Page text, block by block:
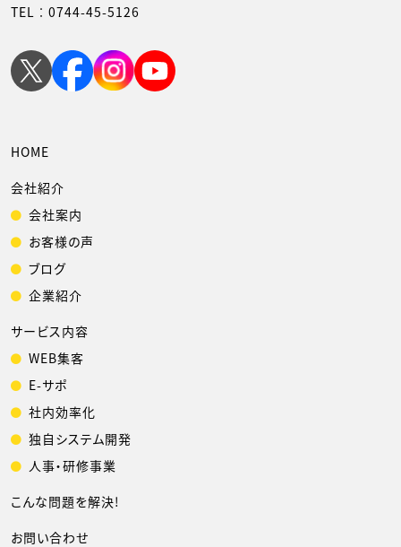
TEL︰ 0744-45-5126
HOME
会社紹介
会社案内
お客様の声
ブログ
企業紹介
サービス内容
WEB集客
E-サポ
社内効率化
独自システム開発
人事・研修事業
こんな問題を解決!
お問い合わせ